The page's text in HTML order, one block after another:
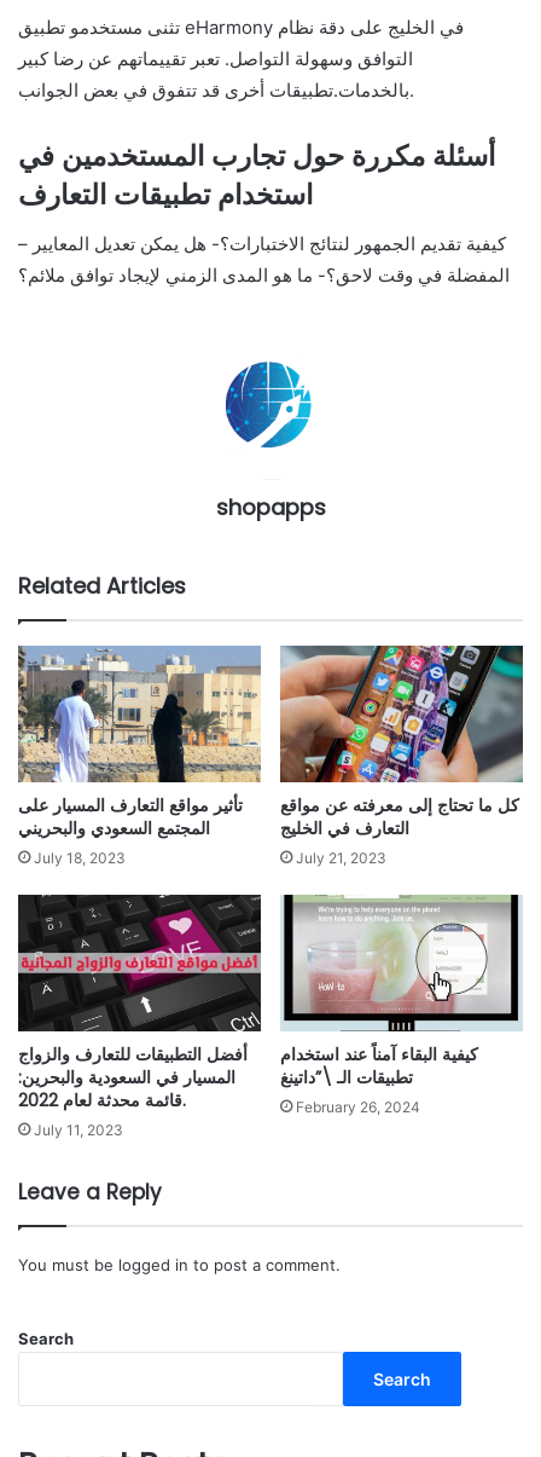
تثنى مستخدمو تطبيق eHarmony في الخليج على دقة نظام
التوافق وسهولة التواصل. تعبر تقييماتهم عن رضا كبير
بالخدمات.تطبيقات أخرى قد تتفوق في بعض الجوانب.
أسئلة مكررة حول تجارب المستخدمين في
استخدام تطبيقات التعارف
– كيفية تقديم الجمهور لنتائج الاختبارات؟- هل يمكن تعديل المعايير
المفضلة في وقت لاحق؟- ما هو المدى الزمني لإيجاد توافق ملائم؟
shopapps
Related Articles
تأثير مواقع التعارف المسيار على
المجتمع السعودي والبحريني
July 18, 2023
كل ما تحتاج إلى معرفته عن مواقع
التعارف في الخليج
July 21, 2023
أفضل التطبيقات للتعارف والزواج
المسيار في السعودية والبحرين:
قائمة محدثة لعام 2022.
July 11, 2023
كيفية البقاء آمناً عند استخدام
تطبيقات الـ \”داتينغ
February 26, 2024
Leave a Reply
You must be logged in to post a comment.
Search
Search